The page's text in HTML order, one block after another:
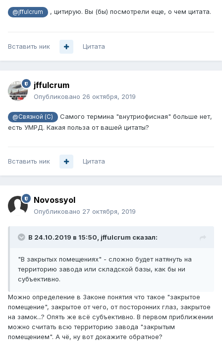
@jffulcrum , цитирую. Вы (бы) посмотрели еще, о чем цитата.
Вставить ник Цитата
jffulcrum
Опубликовано 26 октября, 2019
@Связной (С)
Самого термина "внутриофисная" больше нет,
есть УМРД. Какая польза от вашей цитаты?
Вставить ник Цитата
Novossyol
Опубликовано 27 октября, 2019
В 24.10.2019 в 15:50, jffulcrum сказал:
"В закрытых помещениях" - сложно будет натянуть на
территорию завода или складской базы, как бы ни
субъективно.
Можно определение в Законе понятия что такое "закрытое
помещение", закрытое от чего, от посторонних глаз, закрытое
на замок...? Опять же всё субъективно. В первом приближении
можно считать всю территорию завода "закрытым
помещением". А чё, ну вот докажите обратное?